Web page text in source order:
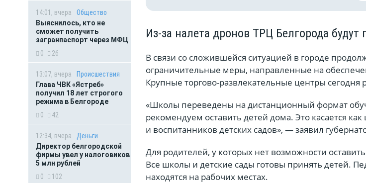
14:01, вчера
Общество
Выяснилось, кто не
сможет получить
загранпаспорт через МФЦ
0
26
13:07, вчера
Происшествия
Глава ЧВК «Ястреб»
получил 18 лет строгого
режима в Белгороде
0
42
12:34, вчера
Деньги
Директор белгородской
фирмы увел у налоговиков
5 млн рублей
0
102
Из-за налета дронов ТРЦ Белгорода
В связи со сложившейся ситуацией в городе
ограничительные меры, направленные на
Крупные торгово-развлекательные центры сегодня
«Школы переведены на дистанционный формат
рекомендуем оставить детей дома. Это касается
и воспитанников детских садов», — заявил
Для родителей, у которых нет возможности
Все школы и детские сады готовы принять детей.
находятся на рабочих местах.